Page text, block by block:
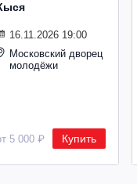
16.11.2026 19:00
Московский дворец
молодёжи
5 000 ₽ Купить